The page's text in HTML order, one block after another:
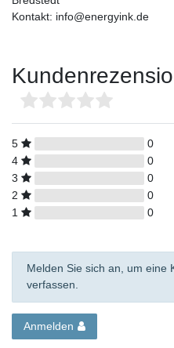
Kontakt: info@energyink.de
5
0
4
0
3
0
2
0
1
0
Melden Sie sich an, um eine
verfassen.
Anmelden